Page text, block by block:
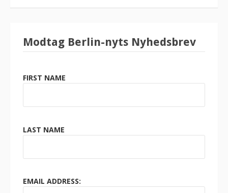
Modtag Berlin-nyts Nyhedsbrev
FIRST NAME
LAST NAME
EMAIL ADDRESS: